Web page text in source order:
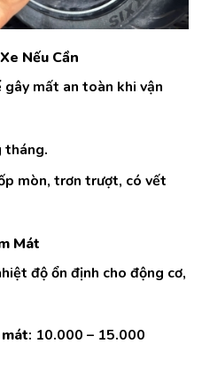
Nếu Cần
mất an toàn khi vận
tháng.
mòn, trơn trượt, có vết
Mát
độ ổn định cho động cơ,
: 10.000 – 15.000